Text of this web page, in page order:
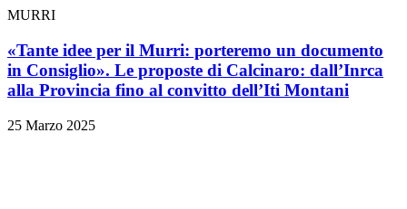
MURRI
«Tante idee per il Murri: porteremo un documento
in Consiglio». Le proposte di Calcinaro: dall’Inrca
alla Provincia fino al convitto dell’Iti Montani
25 Marzo 2025